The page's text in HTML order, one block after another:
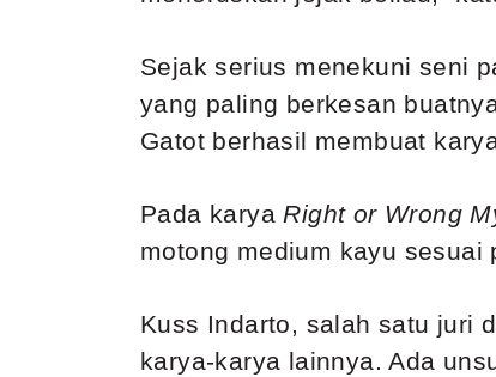
Sejak serius menekuni seni
yang paling berkesan
Gatot berhasil membuat
Pada karya Right or Wrong
motong medium kayu sesuai
Kuss Indarto, salah satu juri
karya-karya lainnya. Ada